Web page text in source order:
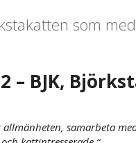
som
– BJK,
samarbeta